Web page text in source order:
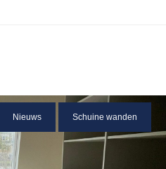
Nieuws Schuine wanden